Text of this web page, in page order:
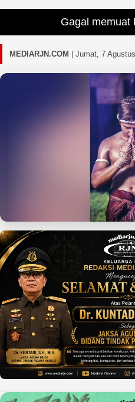
Gagal memuat
MEDIARJN.COM Jumat, 7